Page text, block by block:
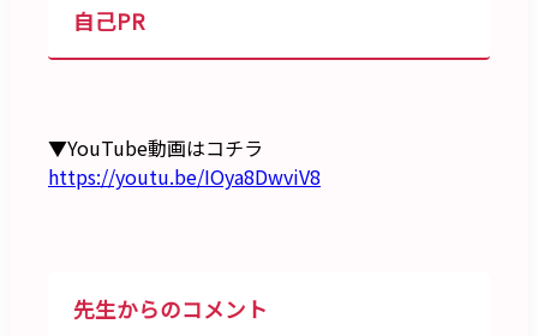
自己PR
▼YouTube動画はコチラ
https://youtu.be/IOya8DwviV8
先生からのコメント